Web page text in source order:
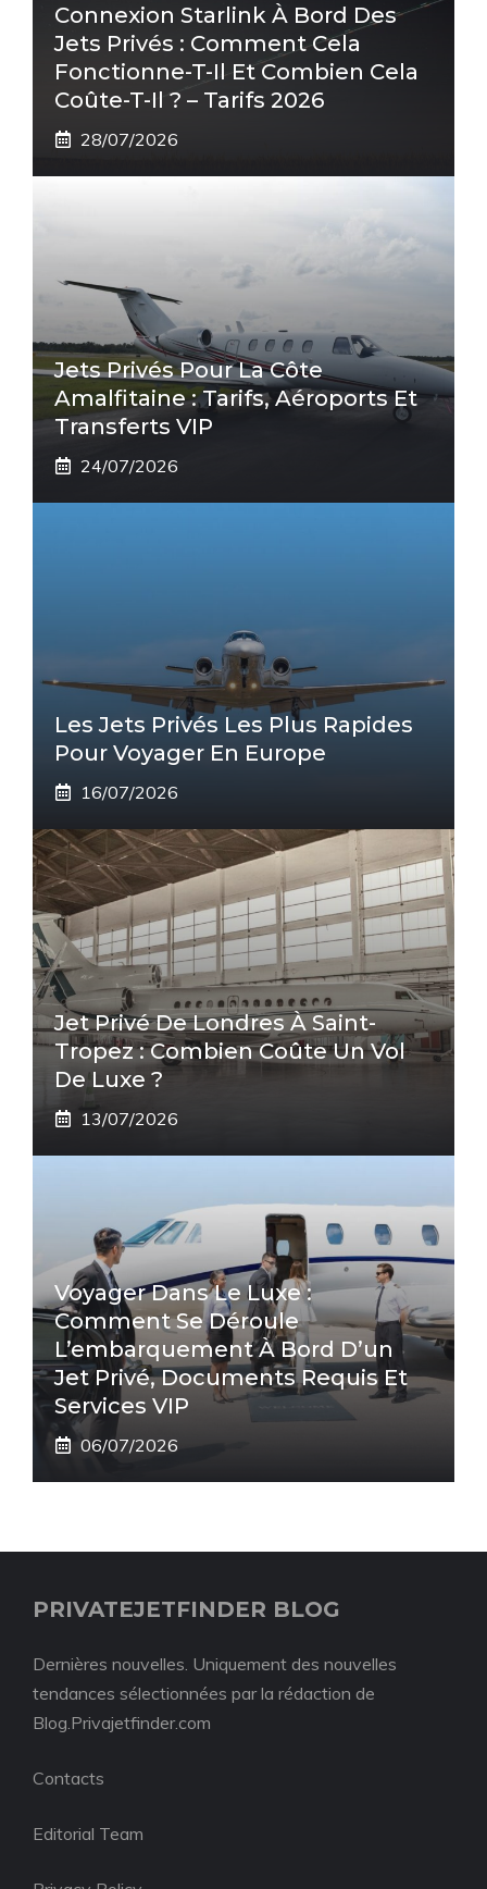
Connexion Starlink À Bord Des
Jets Privés : Comment Cela
Fonctionne-T-Il Et Combien Cela
Coûte-T-Il ? – Tarifs 2026
28/07/2026
Jets Privés Pour La Côte
Amalfitaine : Tarifs, Aéroports Et
Transferts VIP
24/07/2026
Les Jets Privés Les Plus Rapides
Pour Voyager En Europe
16/07/2026
Jet Privé De Londres À Saint-
Tropez : Combien Coûte Un Vol
De Luxe ?
13/07/2026
Voyager Dans Le Luxe :
Comment Se Déroule
L’embarquement À Bord D’un
Jet Privé, Documents Requis Et
Services VIP
06/07/2026
PRIVATEJETFINDER BLOG
Dernières nouvelles. Uniquement des nouvelles
tendances sélectionnées par la rédaction de
Blog.Privajetfinder.com
Contacts
Editorial Team